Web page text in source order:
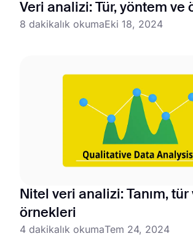
Veri analizi: Tür, yöntem ve
8 dakikalık okumaEki 18, 2024
Nitel veri analizi: Tanım, tür
örnekleri
4 dakikalık okumaTem 24, 2024